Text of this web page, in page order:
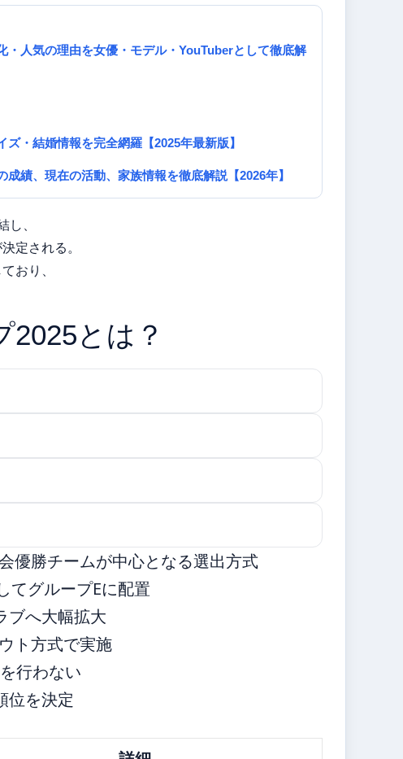
人気の理由を女優・モデル・YouTuberとして徹底解
・結婚情報を完全網羅【2025年最新版】
績、現在の活動、家族情報を徹底解説【2026年】
、
定される。
おり、
2025とは？
優勝チームが中心となる選出方式
てグループEに配置
ブへ大幅拡大
ト方式で実施
行わない
位を決定